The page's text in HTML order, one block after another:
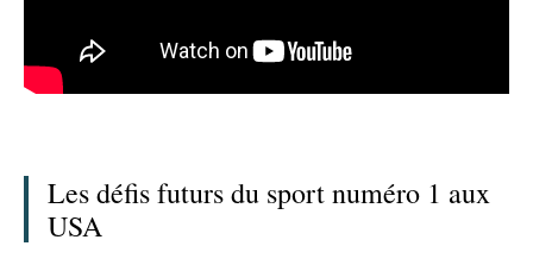
Les défis futurs du sport numéro 1 aux
USA